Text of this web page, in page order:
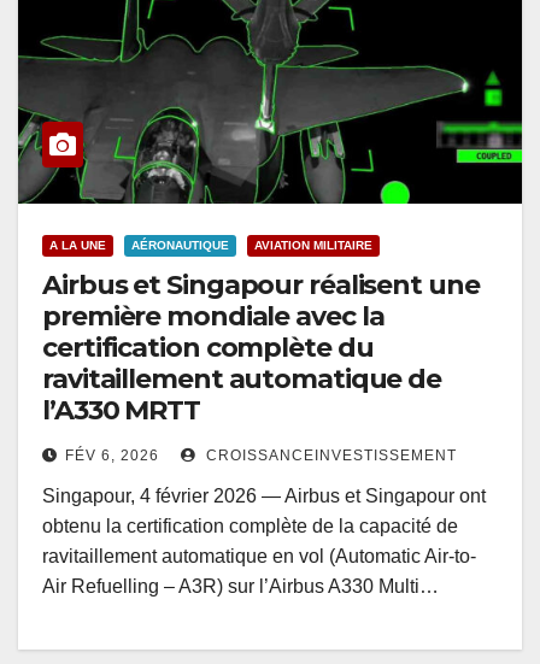
A LA UNE AÉRONAUTIQUE AVIATION MILITAIRE
Airbus et Singapour réalisent une
première mondiale avec la
certification complète du
ravitaillement automatique de
l’A330 MRTT
FÉV 6, 2026 CROISSANCEINVESTISSEMENT
Singapour, 4 février 2026 — Airbus et Singapour ont
obtenu la certification complète de la capacité de
ravitaillement automatique en vol (Automatic Air-to-
Air Refuelling – A3R) sur l’Airbus A330 Multi…